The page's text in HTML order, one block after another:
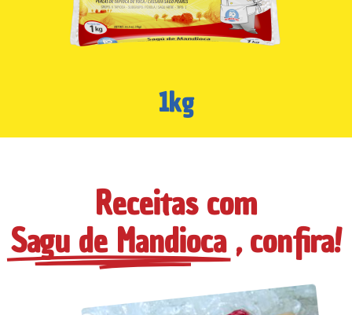
1kg
Receitas com
Sagu de Mandioca , confira!